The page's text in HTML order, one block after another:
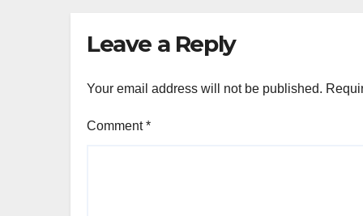
Leave a Reply
Your email address will not be published.
Comment*